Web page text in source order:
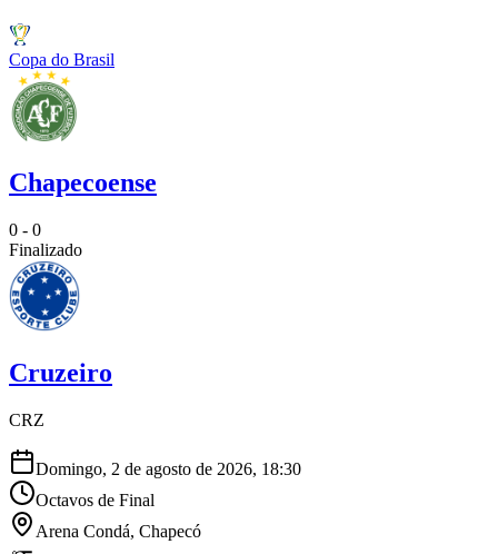
Copa do Brasil
Chapecoense
0 - 0
Finalizado
Cruzeiro
CRZ
Domingo, 2 de agosto de 2026, 18:30
Octavos de Final
Arena Condá, Chapecó